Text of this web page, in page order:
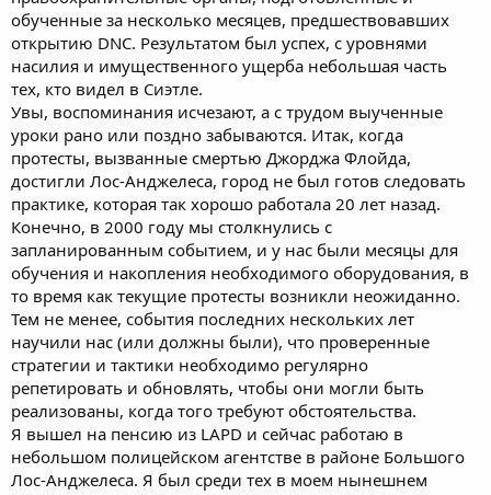
обученные за несколько месяцев, предшествовавших
открытию DNC. Результатом был успех, с уровнями
насилия и имущественного ущерба небольшая часть
тех, кто видел в Сиэтле.
Увы, воспоминания исчезают, а с трудом выученные
уроки рано или поздно забываются. Итак, когда
протесты, вызванные смертью Джорджа Флойда,
достигли Лос-Анджелеса, город не был готов следовать
практике, которая так хорошо работала 20 лет назад.
Конечно, в 2000 году мы столкнулись с
запланированным событием, и у нас были месяцы для
обучения и накопления необходимого оборудования, в
то время как текущие протесты возникли неожиданно.
Тем не менее, события последних нескольких лет
научили нас (или должны были), что проверенные
стратегии и тактики необходимо регулярно
репетировать и обновлять, чтобы они могли быть
реализованы, когда того требуют обстоятельства.
Я вышел на пенсию из LAPD и сейчас работаю в
небольшом полицейском агентстве в районе Большого
Лос-Анджелеса. Я был среди тех в моем нынешнем